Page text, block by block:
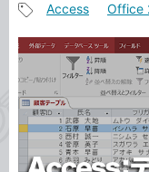
事
カ
ゴ
リ
事
Access Office